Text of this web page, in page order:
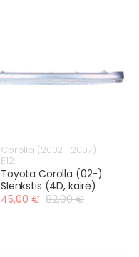
Corolla (2002- 2007)
E12
Toyota Corolla (02-)
Slenkstis (4D, kairė)
45,00 € 82,00 €